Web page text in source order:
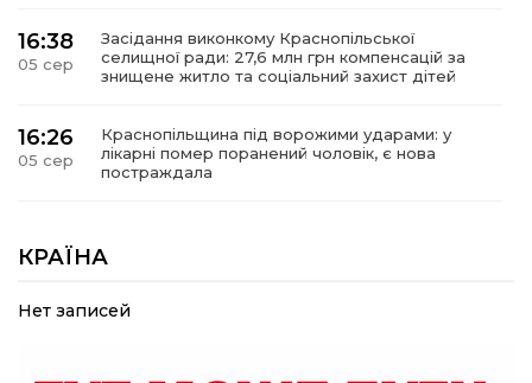
16:38
05 сер
Засідання виконкому Краснопільської
селищної ради: 27,6 млн грн компенсацій за
знищене житло та соціальний захист дітей
16:26
05 сер
Краснопільщина під ворожими ударами: у
лікарні помер поранений чоловік, є нова
постраждала
05 сер
можуть врятувати життя під час обстрілу
09:26
Що робити, якщо в нотаріальному документі
КРАЇНА
Нет записей